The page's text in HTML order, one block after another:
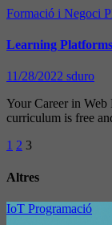
Formació i Negoci
Learning Platforms
11/28/2022 sduro
Your Career in
curriculum is free
Paginación
de
1 2 3
Altres
IoT Programació